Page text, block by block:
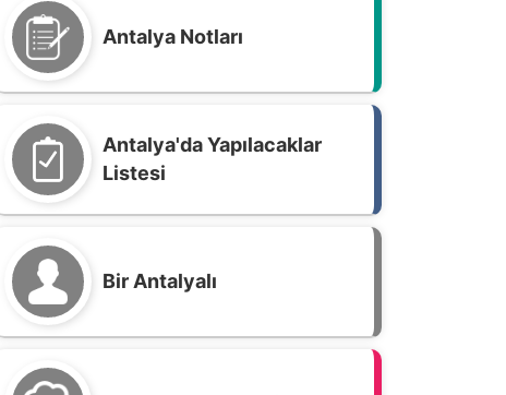
TEMIZLENMESI
Antalyaspor’un unutulmaz başkanları arasında yerini alan
suskunluğunu 7 Numara YouTube kanalına bozdu.
Antalya Notları
Antalya'da Yapılacaklar
Listesi
Bir Antalyalı